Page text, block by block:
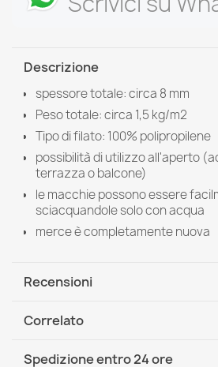
Descrizione
spessore totale: circa 8 mm
Peso totale: circa 1,5 kg/m2
Tipo di filato: 100% polipropilene
possibilità di utilizzo all'aperto
terrazza o balcone)
le macchie possono essere
sciacquandole solo con acqua
merce è completamente nuova
Recensioni
Correlato
Spedizione entro 24 ore